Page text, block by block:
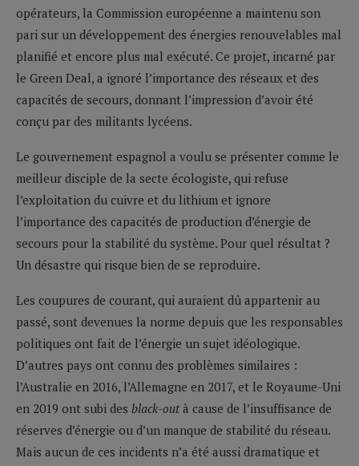
opérateurs, la Commission européenne a maintenu son
pari sur un développement des énergies renouvelables mal
planifié et encore plus mal exécuté. Ce projet, incarné par
le Green Deal, a ignoré l’importance des réseaux et des
capacités de secours, donnant l’impression d’avoir été
conçu par des militants lycéens.
Le gouvernement espagnol a voulu se présenter comme le
meilleur disciple de la secte écologiste, qui refuse
l’exploitation du cuivre et du lithium et ignore
l’importance des capacités de production d’énergie de
secours pour la stabilité du système. Pour quel résultat ?
Un désastre qui risque bien de se reproduire.
Les coupures de courant, qui auraient dû appartenir au
passé, sont devenues la norme depuis que les responsables
politiques ont fait de l’énergie un sujet idéologique.
D’autres pays ont connu des problèmes similaires :
l’Australie en 2016, l’Allemagne en 2017, et le Royaume-Uni
en 2019 ont subi des black-out à cause de l’insuffisance de
réserves d’énergie ou d’un manque de stabilité du réseau.
Mais aucun de ces incidents n’a été aussi dramatique et